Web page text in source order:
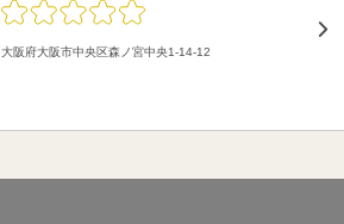
大阪府大阪市中央区森ノ宮中央1-14-12